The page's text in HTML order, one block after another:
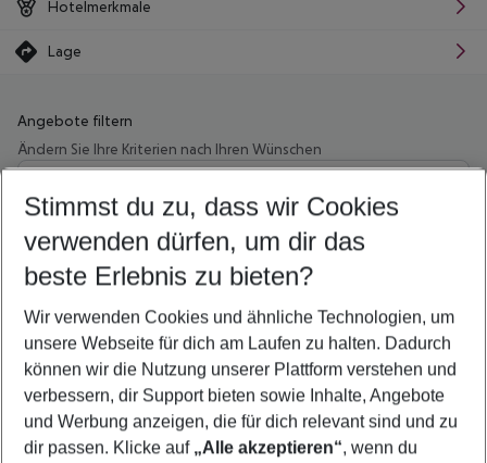
Hotelmerkmale
Lage
Angebote filtern
Ändern Sie Ihre Kriterien nach Ihren Wünschen
Wähle deinen Abflughafen
Beliebiger Abflughafen
Wähle deinen Reisezeitraum
5-8 Nächte
2 Erwachsene Keine Kinder
Mehr Filter anzeigen
Stimmst du zu, dass wir Cookies
verwenden dürfen, um dir das
beste Erlebnis zu bieten?
Wir verwenden Cookies und ähnliche Technologien, um
unsere Webseite für dich am Laufen zu halten. Dadurch
können wir die Nutzung unserer Plattform verstehen und
verbessern, dir Support bieten sowie Inhalte, Angebote
und Werbung anzeigen, die für dich relevant sind und zu
dir passen. Klicke auf „Alle akzeptieren“, wenn du